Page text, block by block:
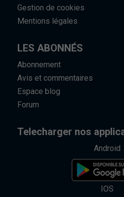
Gestion de cookies
Mentions légales
LES ABONNÉS
Abonnement
Avis et commentaires
Espace blog
Forum
Telecharger nos
Android
IOS